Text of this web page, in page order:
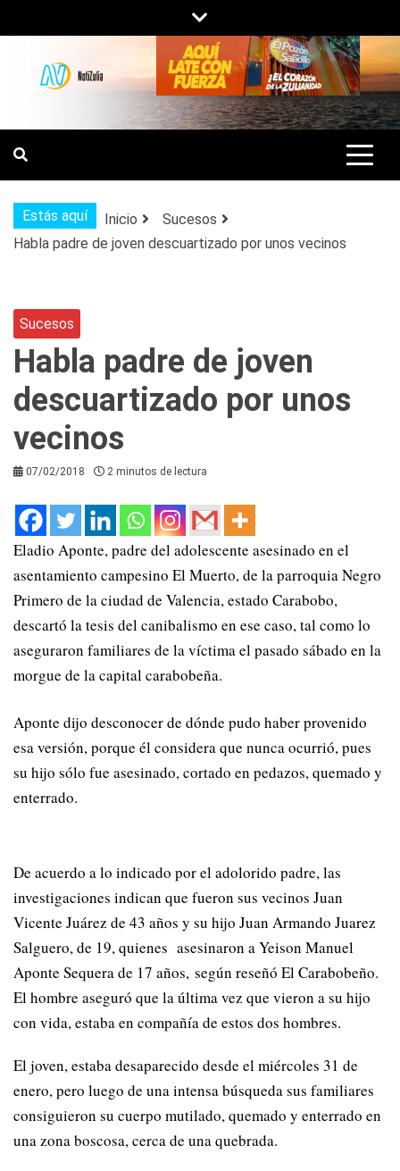
al
contenido
NOTIZULIA
NOTICIAS DEL ZULIA, VENEZUELA Y
DE INTERÉS GENERAL.
Estás aquí Inicio
Sucesos
Habla padre de joven descuartizado por unos vecinos
Sucesos
Habla padre de joven
descuartizado por unos
vecinos
07/02/2018 2 minutos de lectura
Eladio Aponte, padre del adolescente asesinado en el
asentamiento campesino El Muerto, de la parroquia Negro
Primero de la ciudad de Valencia, estado Carabobo,
descartó la tesis del canibalismo en ese caso, tal como lo
aseguraron familiares de la víctima el pasado sábado en la
morgue de la capital carabobeña.
Aponte dijo desconocer de dónde pudo haber provenido
esa versión, porque él considera que nunca ocurrió, pues
su hijo sólo fue asesinado, cortado en pedazos, quemado y
enterrado.
De acuerdo a lo indicado por el adolorido padre, las
investigaciones indican que fueron sus vecinos Juan
Vicente Juárez de 43 años y su hijo Juan Armando Juarez
Salguero, de 19, quienes asesinaron a Yeison Manuel
Aponte Sequera de 17 años, según reseñó El Carabobeño.
El hombre aseguró que la última vez que vieron a su hijo
con vida, estaba en compañía de estos dos hombres.
El joven, estaba desaparecido desde el miércoles 31 de
enero, pero luego de una intensa búsqueda sus familiares
consiguieron su cuerpo mutilado, quemado y enterrado en
una zona boscosa, cerca de una quebrada.